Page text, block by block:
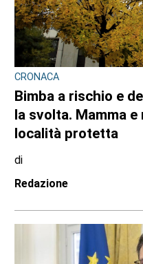
CONSIGLIO REGIONALE
Marcinelle, il
italiani caduti sul
mondo”
di
Redazione CRP